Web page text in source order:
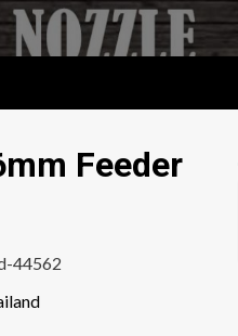
Feeder
44562